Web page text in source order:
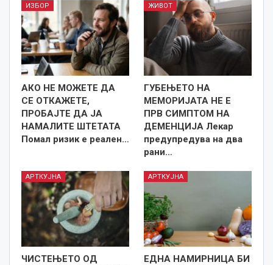
ИЗБОР
АКО НЕ МОЖЕТЕ ДА
СЕ ОТКАЖЕТЕ,
ПРОБАЈТЕ ДА ЈА
НАМАЛИТЕ ШТЕТАТА
Помал ризик е реален…
ЖИВОТ
ГУБЕЊЕТО НА
МЕМОРИЈАТА НЕ Е
ПРВ СИМПТОМ НА
ДЕМЕНЦИЈА Лекар
предупредува на два
рани…
АРТКУЈНА
ЧИСТЕЊЕТО ОД
АРТКУЈНА
ЕДНА НАМИРНИЦА БИ